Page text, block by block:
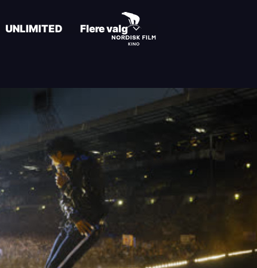
UNLIMITED Flere valg